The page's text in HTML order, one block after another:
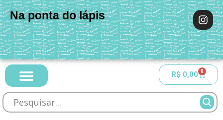
Na ponta do lápis
R$ 0,00 0